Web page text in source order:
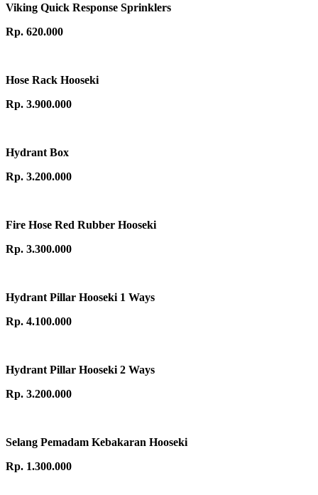
Viking Quick Response Sprinklers
Rp. 620.000
Hose Rack Hooseki
Rp. 3.900.000
Hydrant Box
Rp. 3.200.000
Fire Hose Red Rubber Hooseki
Rp. 3.300.000
Hydrant Pillar Hooseki 1 Ways
Rp. 4.100.000
Hydrant Pillar Hooseki 2 Ways
Rp. 3.200.000
Selang Pemadam Kebakaran Hooseki
Rp. 1.300.000